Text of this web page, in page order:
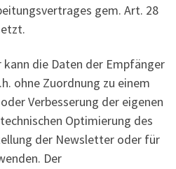
gem. Art. 28
die Daten der Empfänger
ohne Zuordnung zu einem
Verbesserung der eigenen
Optimierung des
der Newsletter oder für
Der